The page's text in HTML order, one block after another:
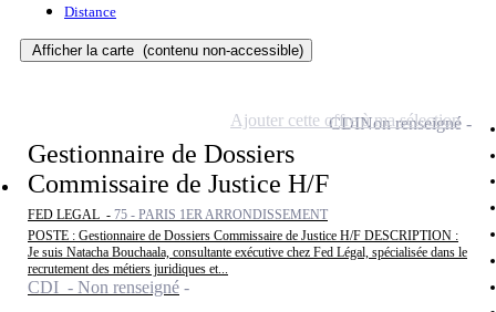
Distance
Afficher la carte (contenu non-accessible)
Gestionnaire de Dossiers
Commissaire de Justice H/F
FED LEGAL - 75 - PARIS 1ER ARRONDISSEMENT
POSTE : Gestionnaire de Dossiers Commissaire de Justice H/F DESCRIPTION :
Je suis Natacha Bouchaala, consultante exécutive chez Fed Légal, spécialisée dans le
recrutement des métiers juridiques et...
CDI - Non renseigné
CDINon renseigné
Ajouter cette offre à ma sélection